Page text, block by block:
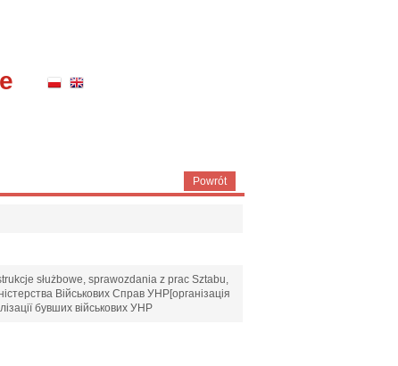
Powrót
służbowe, sprawozdania z prac Sztabu,
Військових Справ УНР[організація
бувших військових УНР